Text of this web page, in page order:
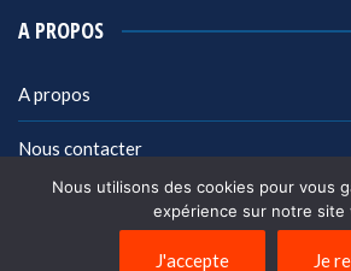
A PROPOS
A propos
Nous contacter
Politique de confidentialité
Nous utilisons des cookies pour vous
expérience sur notre site
J'accepte Je